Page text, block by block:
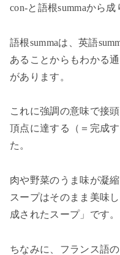
con-と語根summaから成
語根summaは、英語
あることからもわかる
があります。
これに強調の意味で接
頂点に達する（＝完成
た。
肉や野菜のうま味が凝
スープはそのまま美味
成されたスープ」です。
ちなみに、フランス語